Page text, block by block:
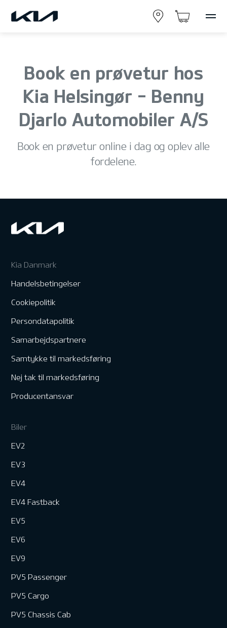
Book en prøvetur hos
Kia Helsingør - Benny
Djarlo Automobiler A/S
Book en prøvetur online i dag og oplev alle
fordelene.
Kia Danmark
Handelsbetingelser
Cookiepolitik
Persondatapolitik
Samarbejdspartnere
Samtykke til markedsføring
Nej tak til markedsføring
Producentansvar
Biler
EV2
EV3
EV4
EV4 Fastback
EV5
EV6
EV9
PV5 Passenger
PV5 Cargo
PV5 Chassis Cab